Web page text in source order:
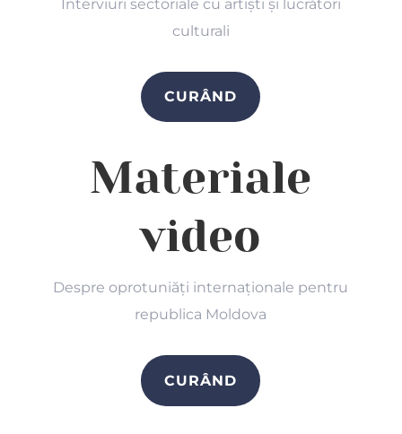
Interviuri sectoriale cu artiști și lucrători
culturali
CURÂND
Materiale
video
Despre oprotuniăți internaționale pentru
republica Moldova
CURÂND